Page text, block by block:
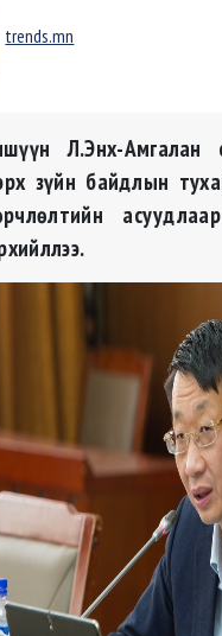
trends.mn
Л.Энх-Амгалан
зүйн байдлын